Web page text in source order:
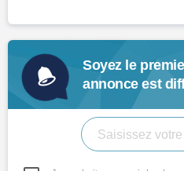
Soyez le
annonce est